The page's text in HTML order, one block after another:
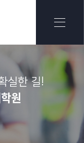
실한 길!
원